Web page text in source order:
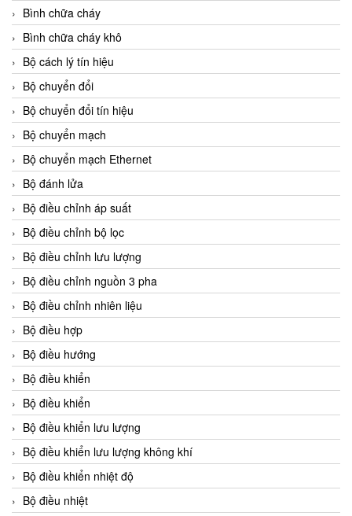
Bình chữa cháy
Bình chữa cháy khô
Bộ cách lý tín hiệu
Bộ chuyển đổi
Bộ chuyển đổi tín hiệu
Bộ chuyển mạch
Bộ chuyển mạch Ethernet
Bộ đánh lửa
Bộ điều chỉnh áp suất
Bộ điều chỉnh bộ lọc
Bộ điều chỉnh lưu lượng
Bộ điều chỉnh nguồn 3 pha
Bộ điều chỉnh nhiên liệu
Bộ điều hợp
Bộ điều hướng
Bộ điều khiển
Bộ điều khiển
Bộ điều khiển lưu lượng
Bộ điều khiển lưu lượng không khí
Bộ điều khiển nhiệt độ
Bộ điều nhiệt